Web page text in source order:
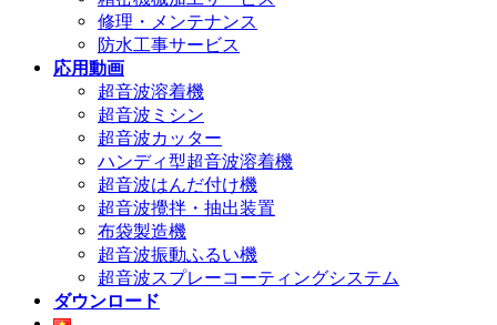
修理・メンテナンス
防水工事サービス
応用動画
超音波溶着機
超音波ミシン
超音波カッター
ハンディ型超音波溶着機
超音波はんだ付け機
超音波攪拌・抽出装置
布袋製造機
超音波振動ふるい機
超音波スプレーコーティングシステム
ダウンロード